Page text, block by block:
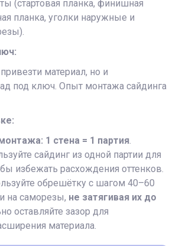
(стартовая планка, финишная
планка, уголки наружные и
материал, но и
под ключ. Опыт монтажа сайдинга
1 стена = 1 партия.
сайдинг из одной партии для
избежать расхождения оттенков.
обрешётку с шагом 40–60
на саморезы, не затягивая их до
оставляйте зазор для
материала.